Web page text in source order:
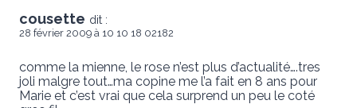
cousette dit :
28 février 2009 à 10 10 18 02182
comme la mienne, le rose n’est plus d’actualité….tres
joli malgre tout…ma copine me l’a fait en 8 ans pour
Marie et c’est vrai que cela surprend un peu le coté